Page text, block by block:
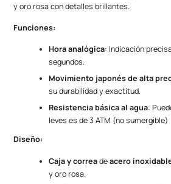
y oro rosa con detalles brillantes.
Funciones:
Hora analógica: Indicación
segundos.
Movimiento japonés de alta
su durabilidad y exactitud.
Resistencia básica al agua:
leves es de 3 ATM (no sumergible)
Diseño:
Caja y correadeacero
y oro rosa.